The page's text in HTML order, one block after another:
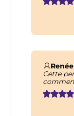
Cette